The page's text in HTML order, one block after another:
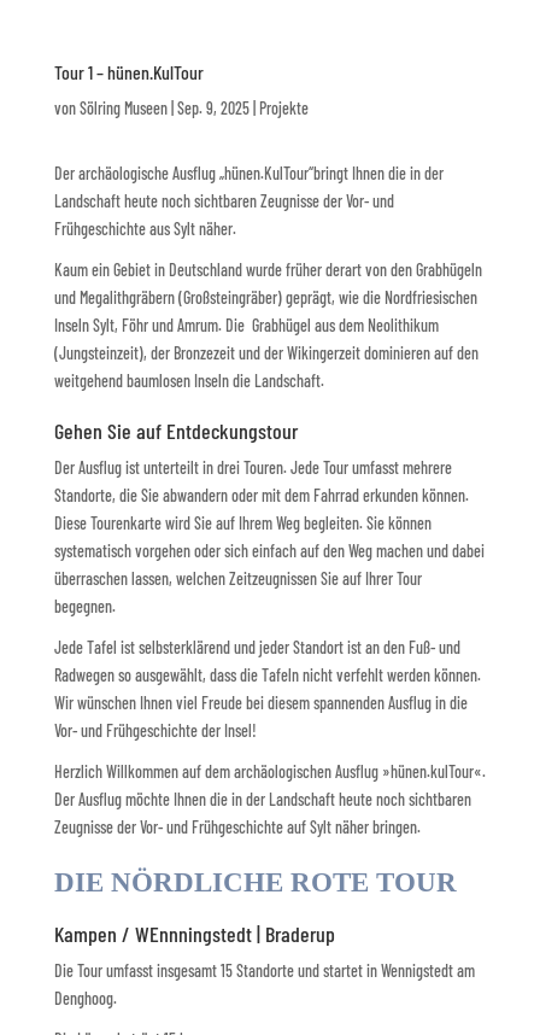
Tour 1 – hünen.KulTour
vonSölring Museen| Sep. 9, 2025| Projekte
Der archäologische Ausflug „hünen.KulTour“bringt Ihnen die in der
Landschaft heute noch sichtbaren Zeugnisse der Vor- und
Frühgeschichte aus Sylt näher.
Kaum ein Gebiet in Deutschland wurde früher derart von den Grabhügeln
und Megalithgräbern (Großsteingräber) geprägt, wie die Nordfriesischen
Inseln Sylt, Föhr und Amrum. Die Grabhügel aus dem Neolithikum
(Jungsteinzeit), der Bronzezeit und der Wikingerzeit dominieren auf den
weitgehend baumlosen Inseln die Landschaft.
Gehen Sie auf Entdeckungstour
Der Ausflug ist unterteilt in drei Touren. Jede Tour umfasst mehrere
Standorte, die Sie abwandern oder mit dem Fahrrad erkunden können.
Diese Tourenkarte wird Sie auf Ihrem Weg begleiten. Sie können
systematisch vorgehen oder sich einfach auf den Weg machen und dabei
überraschen lassen, welchen Zeitzeugnissen Sie auf Ihrer Tour
begegnen.
Jede Tafel ist selbsterklärend und jeder Standort ist an den Fuß- und
Radwegen so ausgewählt, dass die Tafeln nicht verfehlt werden können.
Wir wünschen Ihnen viel Freude bei diesem spannenden Ausflug in die
Vor- und Frühgeschichte der Insel!
Herzlich Willkommen auf dem archäologischen Ausflug »hünen.kulTour«.
Der Ausflug möchte Ihnen die in der Landschaft heute noch sichtbaren
Zeugnisse der Vor- und Frühgeschichte auf Sylt näher bringen.
DIE NÖRDLICHE ROTE TOUR
Kampen / WEnnningstedt | Braderup
Die Tour umfasst insgesamt 15 Standorte und startet in Wennigstedt am
Denghoog.